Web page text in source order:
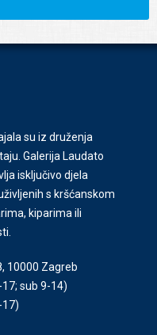
su iz druženja
Galerija Laudato
isključivo djela
s kršćanskom
kiparima ili
10000 Zagreb
sub 9-14)